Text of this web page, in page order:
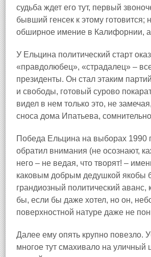
судьба ждет его тут, первый
бывший генсек к этому
обширное имение в Калифорнии, а
У Ельцина политический старт
«правдолюбец», «страдалец» –
президенты. Он стал этаким
и свободы, готовый сурово
видел в нем только это, не
сноса дома Ипатьева,
Победа Ельцина на выборах 1990
обратил внимания (не осознают,
него – не ведая, что творят! –
каковым добрым дедушкой якобы
грандиозный политический
бы, если бы даже хотел, но он,
поверхностной натуре даже не
Далее ему опять крупно повезло.
многое тут смахивало на уличный